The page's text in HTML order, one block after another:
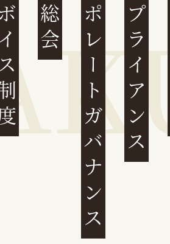
制度 コーポレートガバナンスコンプライアンス